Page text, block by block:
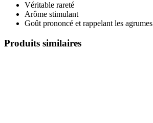
Véritable rareté
Arôme stimulant
Goût prononcé et rappelant les agrumes
Produits similaires